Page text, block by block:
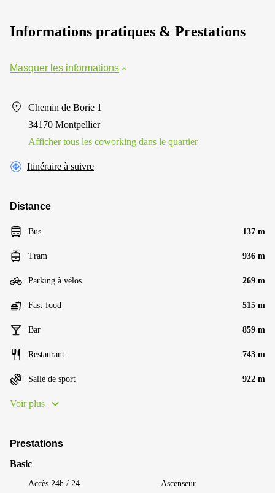
Informations pratiques & Prestations
Masquer les informations
Chemin de Borie 1
34170 Montpellier
Afficher tous les сoworking dans le quartier
Itinéraire à suivre
Distance
Bus 137 m
Tram 936 m
Parking à vélos 269 m
Fast-food 515 m
Bar 859 m
Restaurant 743 m
Salle de sport 922 m
Voir plus
Prestations
Basic
Accès 24h / 24 Ascenseur